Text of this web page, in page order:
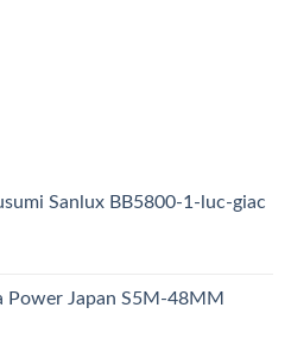
Sanlux BB5800-1-luc-giac
Power Japan S5M-48MM